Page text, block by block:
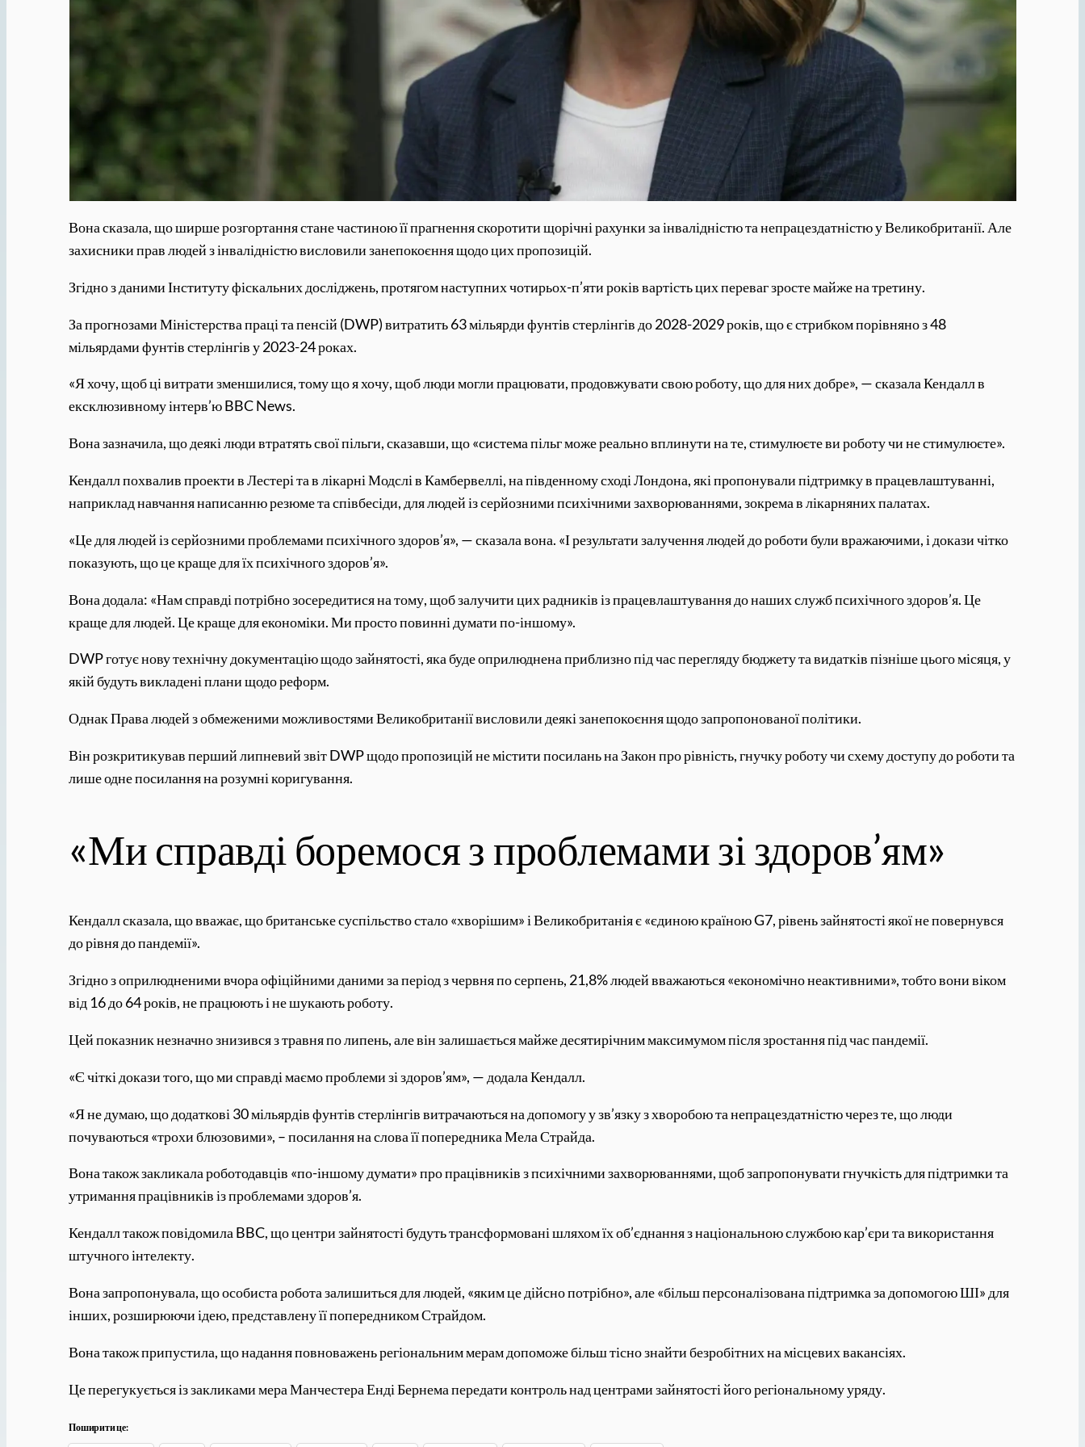
Вона сказала, що ширше розгортання стане частиною її прагнення скоротити щорічні рахунки за інвалідністю та непрацездатністю у Великобританії. Але
захисники прав людей з інвалідністю висловили занепокоєння щодо цих пропозицій.
Згідно з даними Інституту фіскальних досліджень, протягом наступних чотирьох-п’яти років вартість цих переваг зросте майже на третину.
За прогнозами Міністерства праці та пенсій (DWP) витратить 63 мільярди фунтів стерлінгів до 2028-2029 років, що є стрибком порівняно з 48
мільярдами фунтів стерлінгів у 2023-24 роках.
«Я хочу, щоб ці витрати зменшилися, тому що я хочу, щоб люди могли працювати, продовжувати свою роботу, що для них добре», — сказала Кендалл в
ексклюзивному інтерв’ю BBC News.
Вона зазначила, що деякі люди втратять свої пільги, сказавши, що «система пільг може реально вплинути на те, стимулюєте ви роботу чи не стимулюєте».
Кендалл похвалив проекти в Лестері та в лікарні Модслі в Камбервеллі, на південному сході Лондона, які пропонували підтримку в працевлаштуванні,
наприклад навчання написанню резюме та співбесіди, для людей із серйозними психічними захворюваннями, зокрема в лікарняних палатах.
«Це для людей із серйозними проблемами психічного здоров’я», — сказала вона. «І результати залучення людей до роботи були вражаючими, і докази чітко
показують, що це краще для їх психічного здоров’я».
Вона додала: «Нам справді потрібно зосередитися на тому, щоб залучити цих радників із працевлаштування до наших служб психічного здоров’я. Це
краще для людей. Це краще для економіки. Ми просто повинні думати по-іншому».
DWP готує нову технічну документацію щодо зайнятості, яка буде оприлюднена приблизно під час перегляду бюджету та видатків пізніше цього місяця, у
якій будуть викладені плани щодо реформ.
Однак Права людей з обмеженими можливостями Великобританії висловили деякі занепокоєння щодо запропонованої політики.
Він розкритикував перший липневий звіт DWP щодо пропозицій не містити посилань на Закон про рівність, гнучку роботу чи схему доступу до роботи та
лише одне посилання на розумні коригування.
«Ми справді боремося з проблемами зі здоров’ям»
Кендалл сказала, що вважає, що британське суспільство стало «хворішим» і Великобританія є «єдиною країною G7, рівень зайнятості якої не повернувся
до рівня до пандемії».
Згідно з оприлюдненими вчора офіційними даними за період з червня по серпень, 21,8% людей вважаються «економічно неактивними», тобто вони віком
від 16 до 64 років, не працюють і не шукають роботу.
Цей показник незначно знизився з травня по липень, але він залишається майже десятирічним максимумом після зростання під час пандемії.
«Є чіткі докази того, що ми справді маємо проблеми зі здоров’ям», — додала Кендалл.
«Я не думаю, що додаткові 30 мільярдів фунтів стерлінгів витрачаються на допомогу у зв’язку з хворобою та непрацездатністю через те, що люди
почуваються «трохи блюзовими», – посилання на слова її попередника Мела Страйда.
Вона також закликала роботодавців «по-іншому думати» про працівників з психічними захворюваннями, щоб запропонувати гнучкість для підтримки та
утримання працівників із проблемами здоров’я.
Кендалл також повідомила BBC, що центри зайнятості будуть трансформовані шляхом їх об’єднання з національною службою кар’єри та використання
штучного інтелекту.
Вона запропонувала, що особиста робота залишиться для людей, «яким це дійсно потрібно», але «більш персоналізована підтримка за допомогою ШІ» для
інших, розширюючи ідею, представлену її попередником Страйдом.
Вона також припустила, що надання повноважень регіональним мерам допоможе більш тісно знайти безробітних на місцевих вакансіях.
Це перегукується із закликами мера Манчестера Енді Бернема передати контроль над центрами зайнятості його регіональному уряду.
Поширити це: